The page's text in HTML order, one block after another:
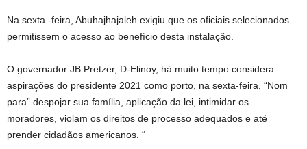
Na sexta -feira, Abuhajhajaleh exigiu que os oficiais selecionados
permitissem o acesso ao benefício desta instalação.
O governador JB Pretzer, D-Elinoy, há muito tempo considera
aspirações do presidente 2021 como porto, na sexta-feira, “Nom
para” despojar sua família, aplicação da lei, intimidar os
moradores, violam os direitos de processo adequados e até
prender cidadãos americanos. “